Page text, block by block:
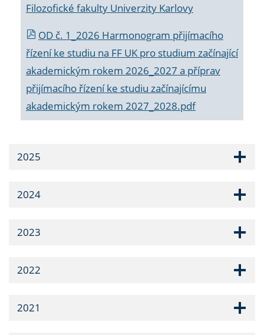
Filozofické fakulty Univerzity Karlovy
OD č. 1_2026 Harmonogram přijímacího
řízení ke studiu na FF UK pro studium začínající
akademickým rokem 2026_2027 a příprav
přijímacího řízení ke studiu začínajícímu
akademickým rokem 2027_2028.pdf
2025
2024
2023
2022
2021